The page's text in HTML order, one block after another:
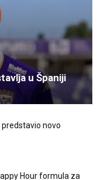
u Španiji
novo
Hour formula za